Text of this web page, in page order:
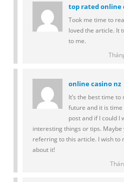
top rated online
Took me time to
loved the article. It
to me.
online casino nz
It’s the best time
future and it is time
post and if I could I
interesting things or tips.
referring to this article. I wish to
about it!